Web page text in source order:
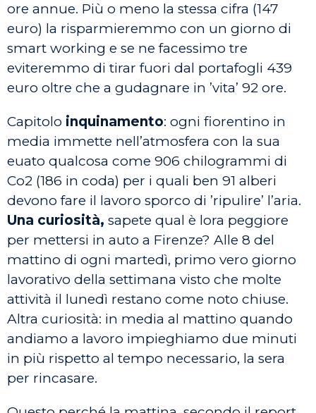
ore annue. Più o meno la stessa cifra (147
euro) la risparmieremmo con un giorno di
smart working e se ne facessimo tre
eviteremmo di tirar fuori dal portafogli 439
euro oltre che a gudagnare in ’vita’ 92 ore.
Capitolo inquinamento: ogni fiorentino in
media immette nell’atmosfera con la sua
euato qualcosa come 906 chilogrammi di
Co2 (186 in coda) per i quali ben 91 alberi
devono fare il lavoro sporco di ’ripulire’ l’aria.
Una curiosità, sapete qual è lora peggiore
per mettersi in auto a Firenze? Alle 8 del
mattino di ogni martedì, primo vero giorno
lavorativo della settimana visto che molte
attività il lunedì restano come noto chiuse.
Altra curiosità: in media al mattino quando
andiamo a lavoro impieghiamo due minuti
in più rispetto al tempo necessario, la sera
per rincasare.